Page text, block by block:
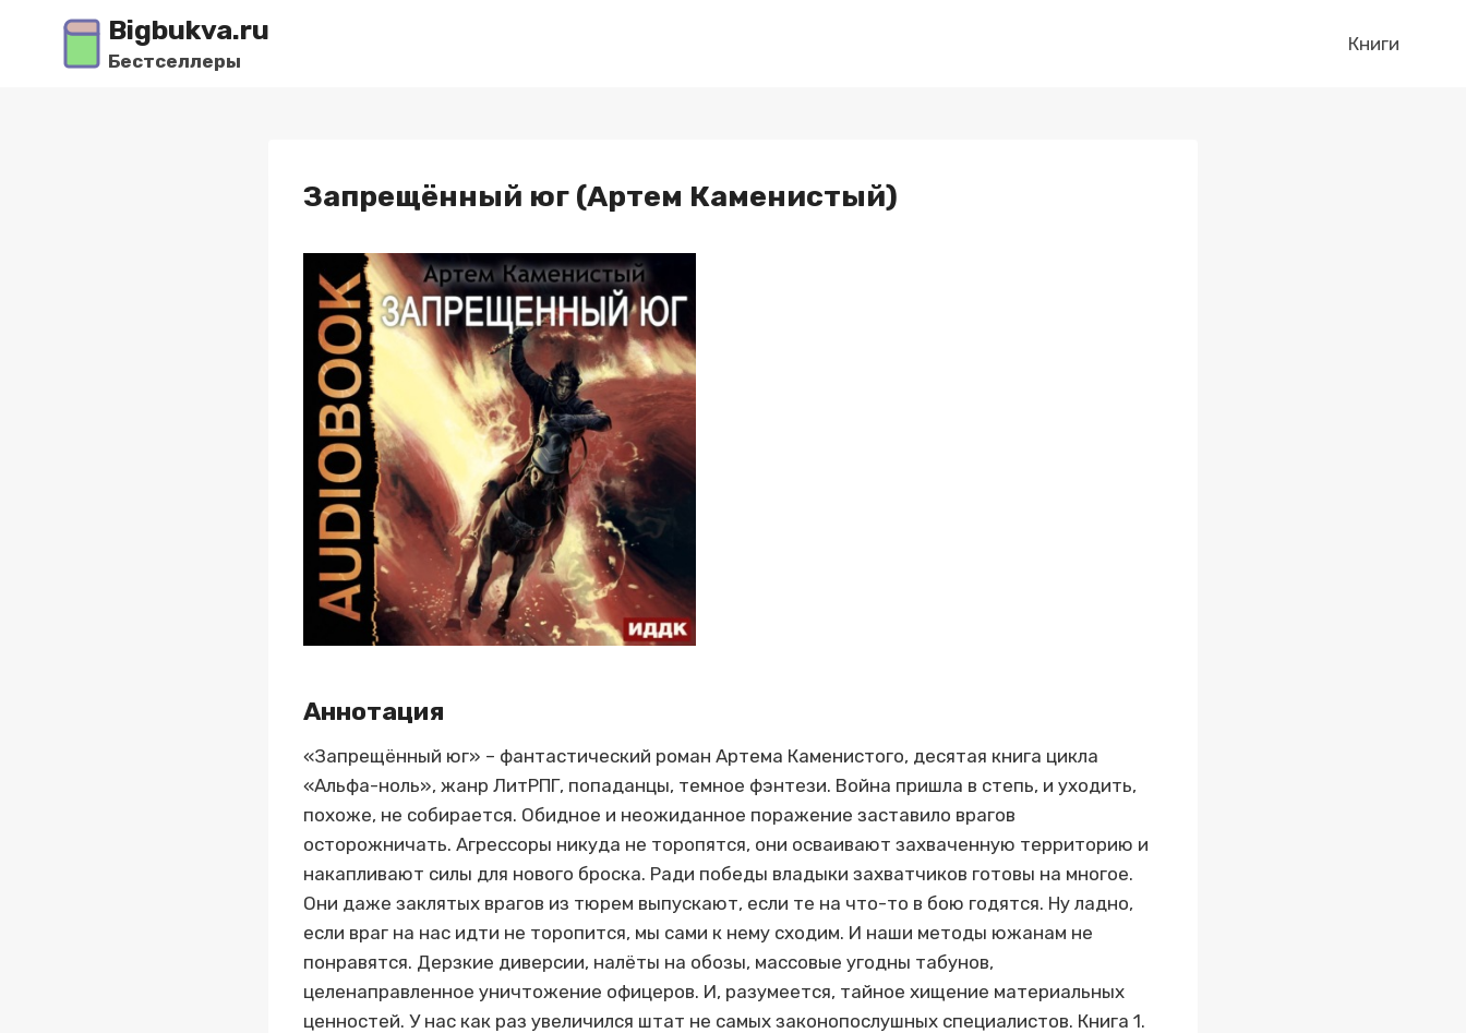
Перейти
содержимому
Bigbukva.ru
Бестселлеры
Книги
Запрещённый юг (Артем Каменистый)
Аннотация
«Запрещённый юг» – фантастический роман Артема Каменистого, десятая книга цикла
«Альфа-ноль», жанр ЛитРПГ, попаданцы, темное фэнтези. Война пришла в степь, и уходить,
похоже, не собирается. Обидное и неожиданное поражение заставило врагов
осторожничать. Агрессоры никуда не торопятся, они осваивают захваченную территорию и
накапливают силы для нового броска. Ради победы владыки захватчиков готовы на многое.
Они даже заклятых врагов из тюрем выпускают, если те на что-то в бою годятся. Ну ладно,
если враг на нас идти не торопится, мы сами к нему сходим. И наши методы южанам не
понравятся. Дерзкие диверсии, налёты на обозы, массовые угодны табунов,
целенаправленное уничтожение офицеров. И, разумеется, тайное хищение материальных
ценностей. У нас как раз увеличился штат не самых законопослушных специалистов. Книга 1.